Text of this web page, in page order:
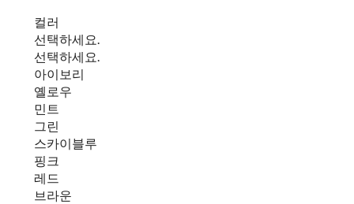
컬러
선택하세요.
선택하세요.
아이보리
옐로우
민트
그린
스카이블루
핑크
레드
브라운